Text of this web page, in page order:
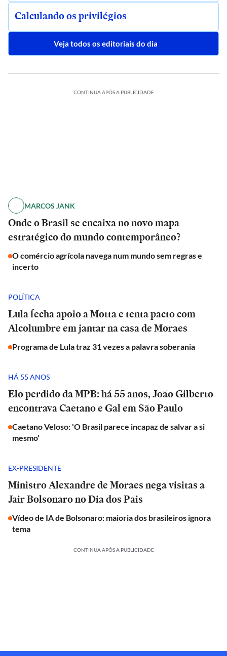
Calculando os privilégios
Veja todos os editoriais do dia
CONTINUA APÓS A PUBLICIDADE
MARCOS JANK
Onde o Brasil se encaixa no novo mapa
estratégico do mundo contemporâneo?
O comércio agrícola navega num mundo sem regras e
incerto
POLÍTICA
Lula fecha apoio a Motta e tenta pacto com
Alcolumbre em jantar na casa de Moraes
Programa de Lula traz 31 vezes a palavra soberania
HÁ 55 ANOS
Elo perdido da MPB: há 55 anos, João Gilberto
encontrava Caetano e Gal em São Paulo
Caetano Veloso: 'O Brasil parece incapaz de salvar a si
mesmo'
EX-PRESIDENTE
Ministro Alexandre de Moraes nega visitas a
Jair Bolsonaro no Dia dos Pais
Vídeo de IA de Bolsonaro: maioria dos brasileiros ignora
tema
CONTINUA APÓS A PUBLICIDADE